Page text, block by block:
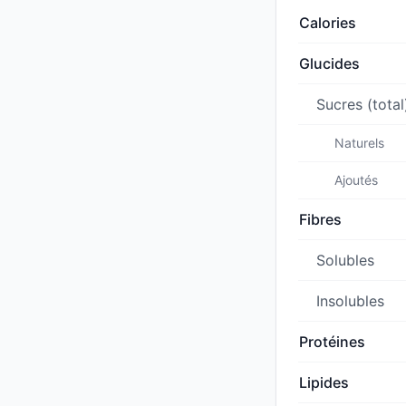
Calories
Glucides
Sucres
Naturels
Ajoutés
Fibres
Solubles
Insolubles
Protéines
Lipides